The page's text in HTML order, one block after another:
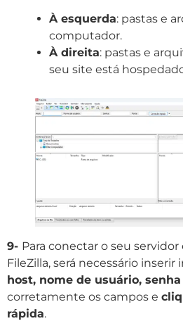
À esquerda: pastas e
computador.
À direita: pastas e
seu site está
9- Para conectar o seu
FileZilla, será necessário
host, nome de usuário,
corretamente os campos e
rápida.